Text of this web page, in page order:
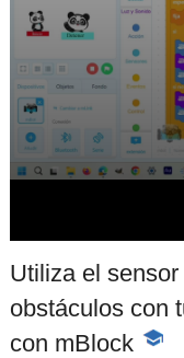
Utiliza el
obstáculos con
con mBlock -